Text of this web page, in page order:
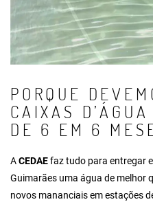
PORQUE
CAIXAS
DE 6 EM 6
ACEDAEfaz tudo para entregar
Guimarães uma água de melhor
novos mananciais em estações